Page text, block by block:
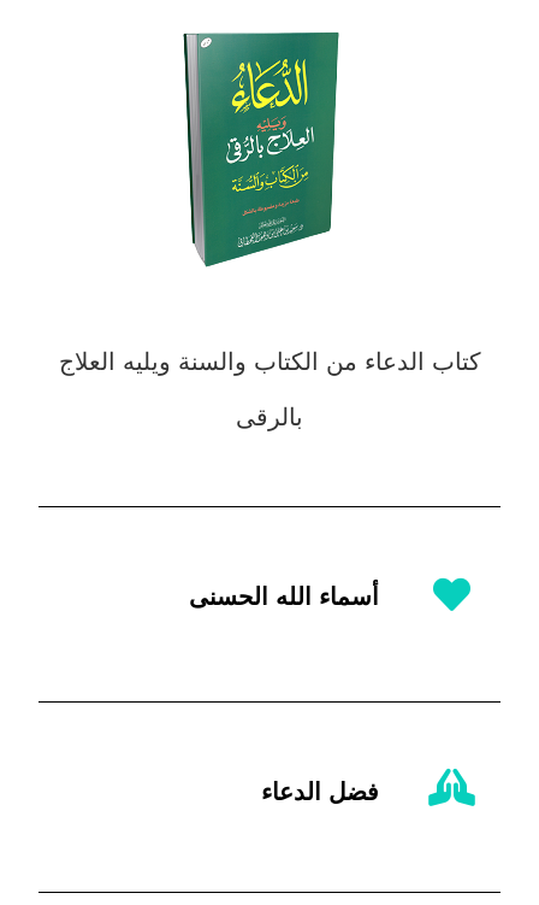
كتاب الدعاء من الكتاب والسنة ويليه العلاج
بالرقى
أسماء الله الحسنى
فضل الدعاء